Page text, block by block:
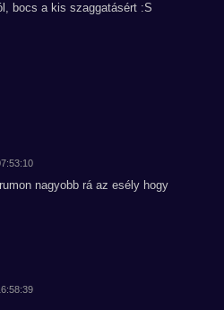
bocs a kis szaggatásért :S
nagyobb rá az esély hogy